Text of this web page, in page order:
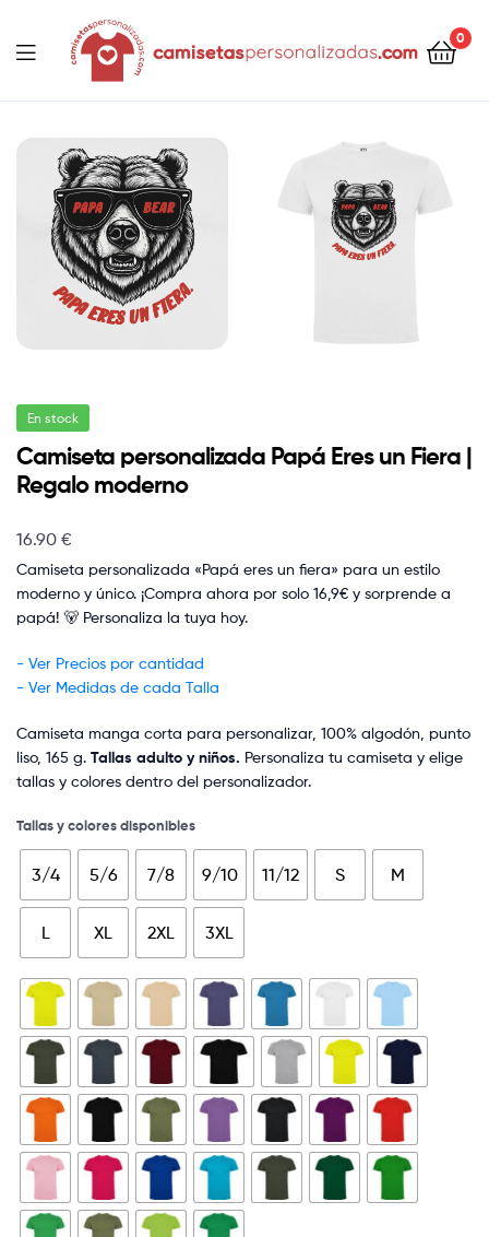
Camisetaspersonalizadas.com
0
En stock
Camiseta personalizada Papá Eres un Fiera |
Regalo moderno
16.90 €
Camiseta personalizada «Papá eres un fiera» para un estilo
moderno y único. ¡Compra ahora por solo 16,9€ y sorprende a
papá! 🐻 Personaliza la tuya hoy.
- Ver Precios por cantidad
- Ver Medidas de cada Talla
Camiseta manga corta para personalizar, 100% algodón, punto
liso, 165 g. Tallas adulto y niños. Personaliza tu camiseta y elige
tallas y colores dentro del personalizador.
Tallas y colores disponibles
3/4 5/6 7/8 9/10 11/12 S M
L XL 2XL 3XL